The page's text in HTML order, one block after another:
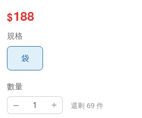
$188
規格
袋
數量
– + 還剩 69 件